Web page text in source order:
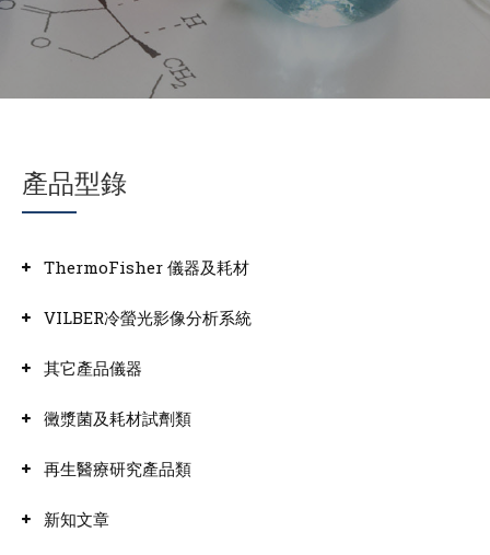
產品型錄
ThermoFisher 儀器及耗材
VILBER冷螢光影像分析系統
其它產品儀器
黴漿菌及耗材試劑類
再生醫療研究產品類
新知文章